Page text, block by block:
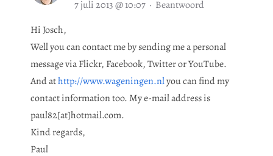
7 juli 2013 @ 10:07 · Beantwoord
Hi Josch,
Well you can contact me by sending me a personal
message via Flickr, Facebook, Twitter or YouTube.
And athttp://www.wageningen.nlyou can find my
contact information too. My e-mail address is
paul82[at]hotmail.com.
Kind regards,
Paul